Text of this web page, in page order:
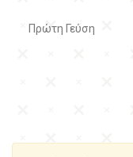
Πρώτη Γεύση